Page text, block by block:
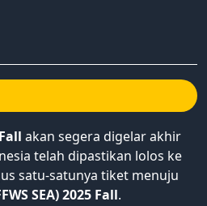
akan segera digelar akhir
telah dipastikan lolos ke
satu-satunya tiket menuju
SEA) 2025 Fall.